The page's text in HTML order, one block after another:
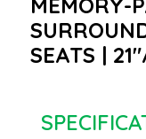
SEATS |